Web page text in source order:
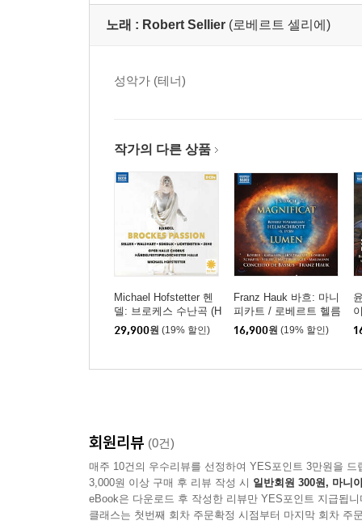
노래 : Robert Sellier (로베르트 셀리에)
성악가 (테너)
작가의 다른 상품
Michael Hofstetter 헨
델: 브로케스 수난곡 (H
andel: Brockes Passio
29,900원 (19% 할인)
Franz Hauk 바흐: 마니
피카트 / 로베르트 헬름
슈로트: 루멘 (Bach: M
agnificat / Robert Helm
16,900원 (19% 할인)
회원리뷰 (0건)
매주 10건의 우수리뷰를 선정하여 YES포인트 3만원을 드
3,000원 이상 구매 후 리뷰 작성 시 일반회원 300원, 마니
eBook은 다운로드 후 작성한 리뷰만 YES포인트 지급됩니
클래스는 첫번째 회차 주문확정 시점부터 마지막 회차 주